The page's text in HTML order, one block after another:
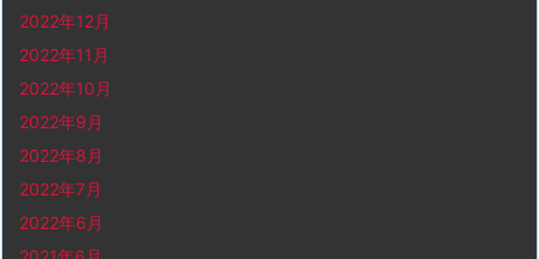
2022年12月
2022年11月
2022年10月
2022年9月
2022年8月
2022年7月
2022年6月